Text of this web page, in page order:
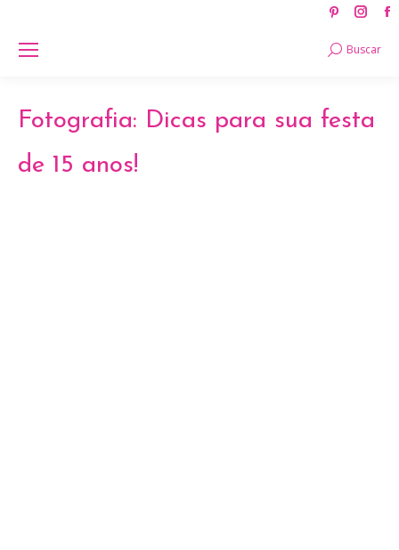
opens
window
Search:
Buscar
Fotografia: Dicas para sua festa
de 15 anos!